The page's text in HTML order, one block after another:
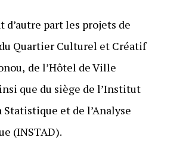
d’autre part les projets de
Quartier Culturel et Créatif
de l’Hôtel de Ville
que du siège de l’Institut
et de l’Analyse
(INSTAD).